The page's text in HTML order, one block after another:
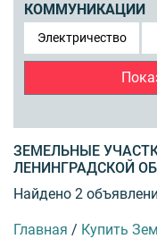
КОММУНИКАЦИИ
Электричество
ЗЕМЕЛЬНЫЕ
ЛЕНИНГРАДСКОЙ
Найдено 2
Главная / Купить